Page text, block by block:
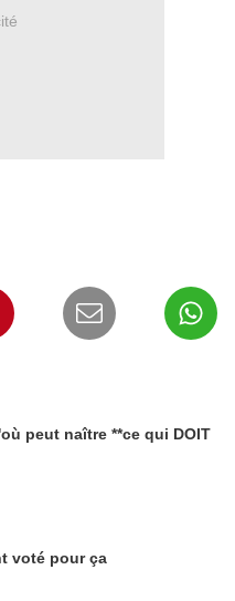
peut naître **ce qui DOIT
voté pour ça